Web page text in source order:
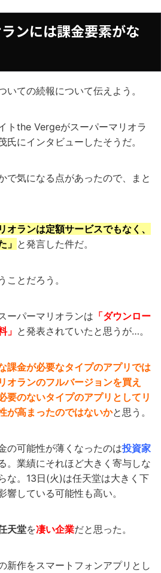
ンには課金要素がな
いての続報について伝えよう。
トthe Vergeがスーパーマリオラ
氏にインタビューしたそうだ。
で気になる点があったので、まと
オランは定額サービスでもなく、
」 と発言した件だ。
ことだろう。
ーパーマリオランは 「ダウンロー
」 と発表されていたと思うが…。
課金が必要なタイプのアプリでは
オランのフルバージョンを買え
要のないタイプのアプリとしてリ
が高まったのではないかと思う。
の可能性が薄くなったのは投資家
。業績にそれほど大きく寄与しな
な。13日(火)は任天堂は大きく下
している可能性も高い。
天堂を凄い企業だと思った。
新作をスマートフォンアプリとし